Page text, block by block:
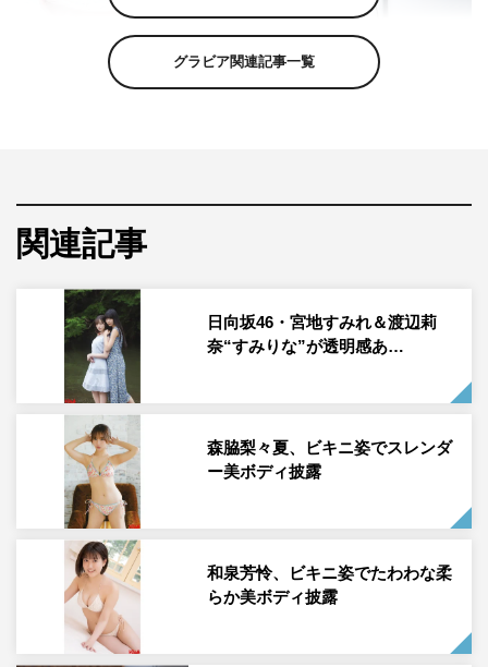
日向坂46・山口陽世「BOMB」7月号
日向坂46の山口陽世が、6月9日（火）発売のアイドル誌
「BOMB」7月号の通常版裏表紙に登場した。
通常版の裏表紙は日向坂46の山口陽世
日向坂46の三期生、待望の三期生ライブ開催発表直後に突
然の卒業発表をした山口陽世のソログラビア。日向坂らし
グラビア関連記事一覧
関連記事
日向坂46・宮地すみれ＆渡辺莉
奈“すみりな”が透明感あ…
森脇梨々夏、ビキニ姿でスレンダ
ー美ボディ披露
和泉芳怜、ビキニ姿でたわわな柔
らか美ボディ披露